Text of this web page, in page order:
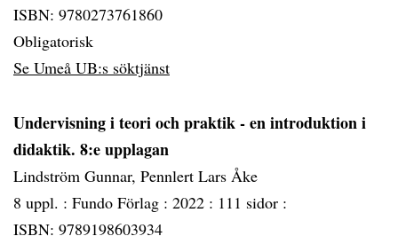
ISBN: 9780273761860
Obligatorisk
Se Umeå UB:s söktjänst
Undervisning i teori och praktik - en introduktion i
didaktik. 8:e upplagan
Lindström Gunnar, Pennlert Lars Åke
8 uppl. : Fundo Förlag : 2022 : 111 sidor :
ISBN: 9789198603934